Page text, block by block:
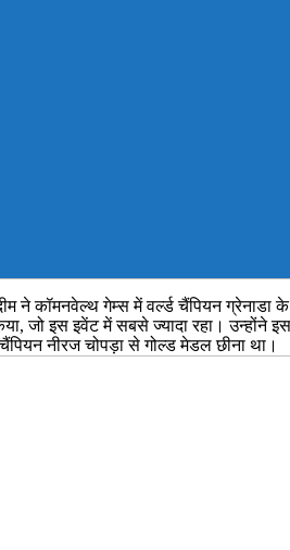
ने कॉमनवेल्थ गेम्स में वर्ल्ड चैंपियन ग्रेनाडा
जो इस इवेंट में सबसे ज्यादा रहा। उन्होंने
नीरज चोपड़ा से गोल्ड मेडल छीना था।